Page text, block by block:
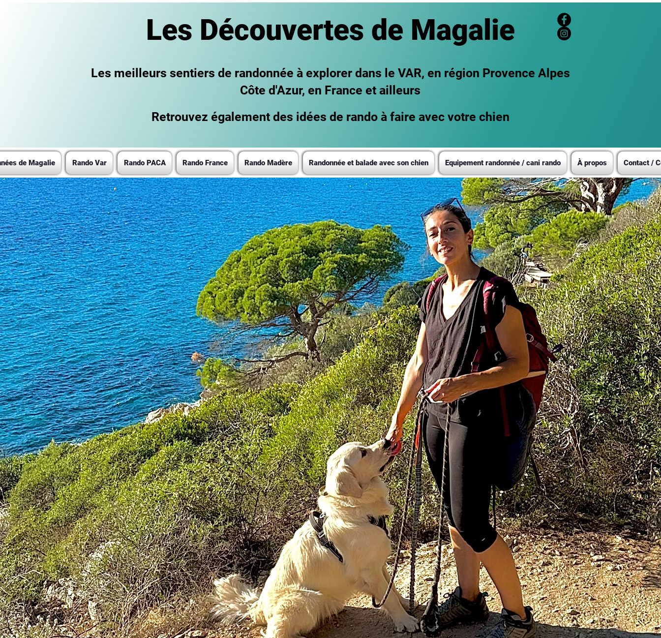
Les Découvertes de Magalie
Les meilleurs sentiers de randonnée à explorer dans le VAR, en région Provence Alpes
Côte d'Azur, en France et ailleurs
Retrouvez également des idées de rando à faire avec votre chien
de Magalie Rando Var Rando PACA Rando France Rando Madère Randonnée et balade avec son chien Equipement randonnée / cani rando À propos Contact /